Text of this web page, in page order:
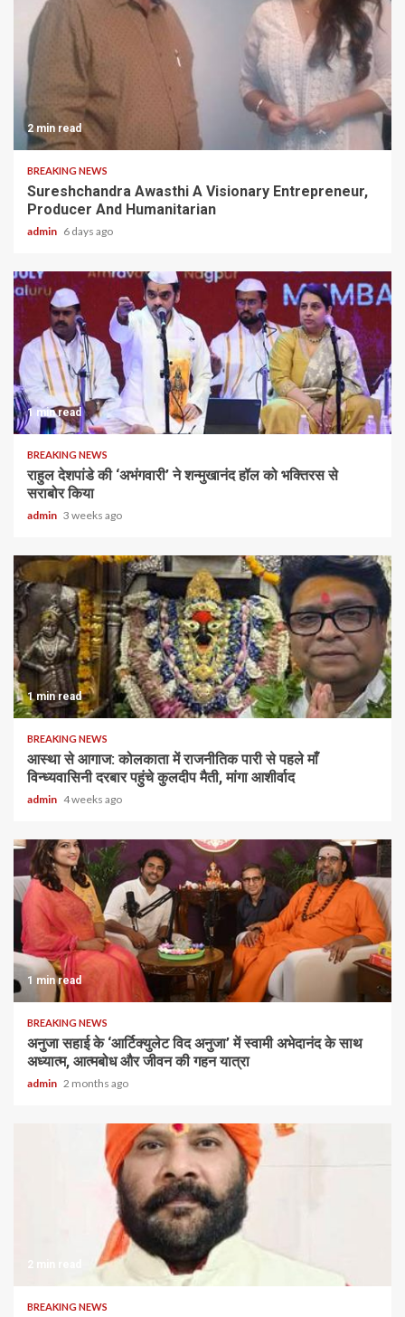
2 min read
BREAKING NEWS
Sureshchandra Awasthi A Visionary Entrepreneur,
Producer And Humanitarian
admin 6 days ago
1 min read
BREAKING NEWS
राहुल देशपांडे की ‘अभंगवारी’ ने शन्मुखानंद हॉल को भक्तिरस से
सराबोर किया
admin 3 weeks ago
1 min read
BREAKING NEWS
आस्था से आगाज: कोलकाता में राजनीतिक पारी से पहले माँ
विन्ध्यवासिनी दरबार पहुंचे कुलदीप मैती, मांगा आशीर्वाद
admin 4 weeks ago
1 min read
BREAKING NEWS
अनुजा सहाई के ‘आर्टिक्युलेट विद अनुजा’ में स्वामी अभेदानंद के साथ
अध्यात्म, आत्मबोध और जीवन की गहन यात्रा
admin 2 months ago
2 min read
BREAKING NEWS